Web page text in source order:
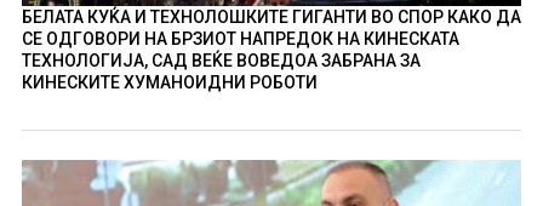
БЕЛАТА КУЌА И ТЕХНОЛОШКИТЕ ГИГАНТИ ВО СПОР КАКО ДА
СЕ ОДГОВОРИ НА БРЗИОТ НАПРЕДОК НА КИНЕСКАТА
ТЕХНОЛОГИЈА, САД ВЕЌЕ ВОВЕДОА ЗАБРАНА ЗА
КИНЕСКИТЕ ХУМАНОИДНИ РОБОТИ